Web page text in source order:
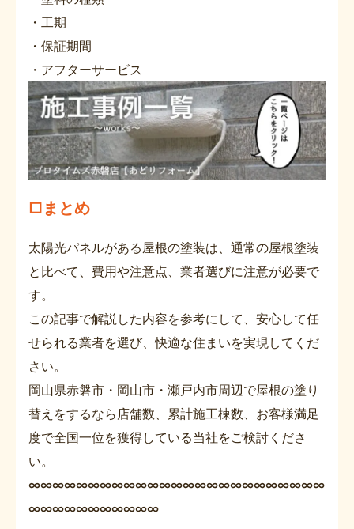
・工期
・保証期間
・アフターサービス
□まとめ
太陽光パネルがある屋根の塗装は、通常の屋根塗装
と比べて、費用や注意点、業者選びに注意が必要で
す。
この記事で解説した内容を参考にして、安心して任
せられる業者を選び、快適な住まいを実現してくだ
さい。
岡山県赤磐市・岡山市・瀬戸内市周辺で屋根の塗り
替えをするなら店舗数、累計施工棟数、お客様満足
度で全国一位を獲得している当社をご検討くださ
い。
∞∞∞∞∞∞∞∞∞∞∞∞∞∞∞∞∞∞∞∞∞∞∞∞∞
∞∞∞∞∞∞∞∞∞∞∞